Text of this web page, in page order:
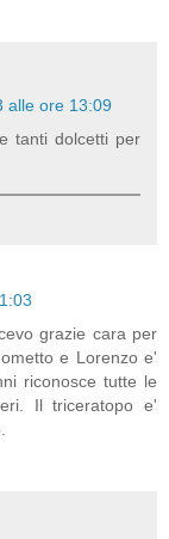
alle ore 13:09
tanti dolcetti per
grazie cara per
e Lorenzo e'
riconosce tutte le
Il triceratopo e'